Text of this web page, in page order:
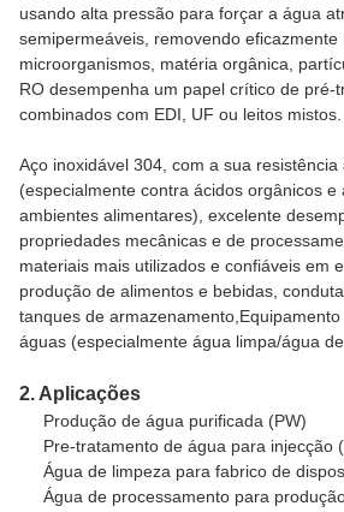
usando alta pressão para forçar a água
semipermeáveis, removendo eficazmente
microorganismos, matéria orgânica,
RO desempenha um papel crítico de pré-
combinados com EDI, UF ou leitos mistos.
Aço inoxidável 304, com a sua
(especialmente contra ácidos orgânicos e
ambientes alimentares), excelente
propriedades mecânicas e de
materiais mais utilizados e confiáveis em
produção de alimentos e bebidas,
tanques de
águas (especialmente água limpa/água
2. Aplicações
Produção de água purificada (PW)
Pre-tratamento de água para injecção
Água de limpeza para fabrico de
Água de processamento para